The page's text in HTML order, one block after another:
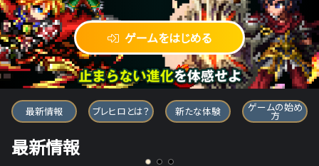
ゲームをはじめる
ブレイブ フロンティア ヒーローズ
最新情報 ブレヒロとは？ 新たな体験 ゲームの始め
方
最新情報